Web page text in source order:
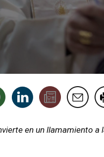
en un llamamiento